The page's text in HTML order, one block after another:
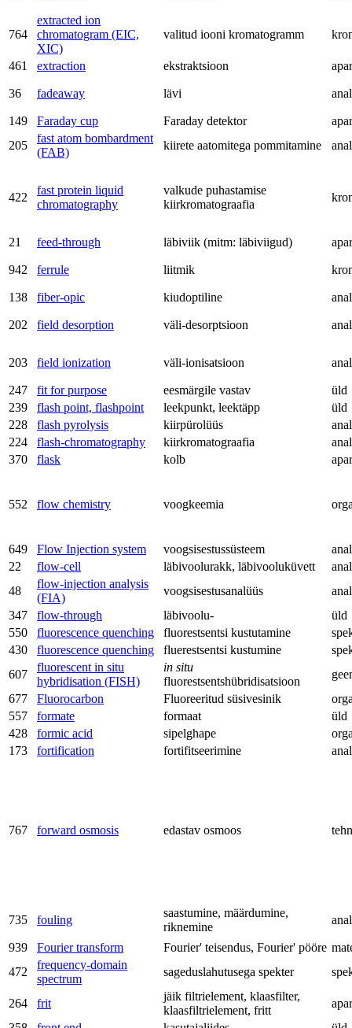
764
extracted ion
chromatogram (EIC,
XIC)
valitud iooni kromatogramm
461 extraction ekstraktsioon
36 fadeaway lävi
149 Faraday cup Faraday detektor
205
fast atom bombardment
(FAB)
kiirete aatomitega pommitamine
422
fast protein liquid
chromatography
valkude puhastamise
kiirkromatograafia
21 feed-through läbiviik (mitm: läbiviigud)
942 ferrule liitmik
138 fiber-opic kiudoptiline
202 field desorption väli-desorptsioon
203 field ionization väli-ionisatsioon
247 fit for purpose eesmärgile vastav
üld
239
flash point, flashpoint leekpunkt, leektäpp
üld
228
flash pyrolysis kiirpürolüüs
224
flash-chromatography kiirkromatograafia
370
flask kolb
552 flow chemistry voogkeemia
649 Flow Injection system voogsisestussüsteem
22
flow-cell läbivoolurakk, läbivooluküvett
48
flow-injection analysis
(FIA)
voogsisestusanalüüs
347
flow-through läbivoolu-
üld
550
fluorescence quenching fluorestsentsi kustutamine
430
fluorescence quenching fluerestsentsi kustumine
607
fluorescent in situ
hybridisation (FISH)
in situ
fluorestsentshübridisatsioon
677
Fluorocarbon Fluoreeritud süsivesinik
557
formate formaat
üld
428
formic acid sipelghape
173
fortification fortifitseerimine
767 forward osmosis edastav osmoos
735 fouling
saastumine, määrdumine,
riknemine
939 Fourier transform Fourier' teisendus, Fourier' pööre
472
frequency-domain
spectrum
sageduslahutusega spekter
264 frit
jäik filtrielement, klaasfilter,
klaasfiltrielement, fritt